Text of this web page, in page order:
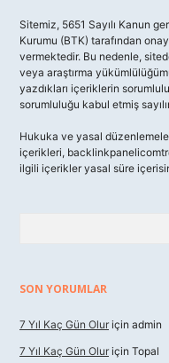
Sitemiz, 5651 Sayılı Kanun
Kurumu (BTK) tarafından
vermektedir. Bu nedenle,
veya araştırma
yazdıkları içeriklerin
sorumluluğu kabul etmiş
Hukuka ve yasal
içerikleri,
ilgili içerikler yasal süre
SON YORUMLAR
7 Yıl Kaç Gün Olur için admin
7 Yıl Kaç Gün Olur için Topal